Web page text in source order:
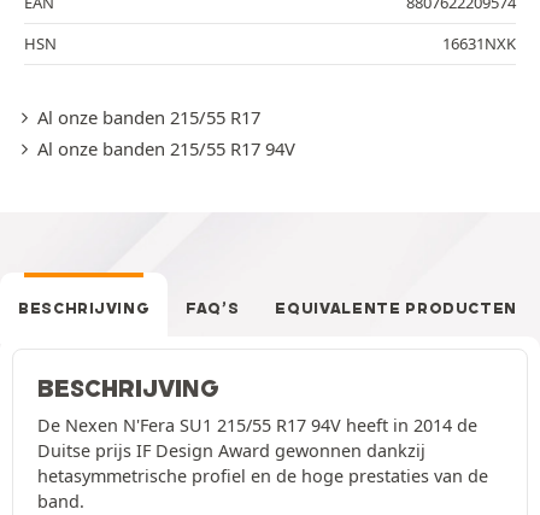
HSN
16631NXK
Al onze banden 215/55 R17
Al onze banden 215/55 R17 94V
BESCHRIJVING FAQ’S EQUIVALENTE PRODUCTEN
BESCHRIJVING
De Nexen N'Fera SU1 215/55 R17 94V heeft in 2014 de
Duitse prijs IF Design Award gewonnen dankzij
hetasymmetrische profiel en de hoge prestaties van de
band.